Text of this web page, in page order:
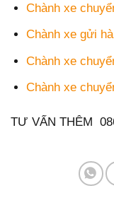
Chành xe
Chành xe gửi
Chành xe
Chành xe
TƯ VẤN THÊM